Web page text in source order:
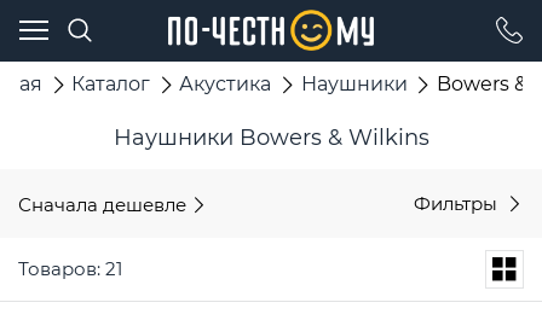
Каталог Акустика Наушники Bowers &
Наушники Bowers & Wilkins
Сначала дешевле Фильтры
Товаров: 21